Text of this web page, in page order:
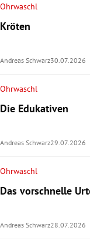
Ohrwaschl
Kröten
Andreas Schwarz30.07.2026
Ohrwaschl
Die Edukativen
Andreas Schwarz29.07.2026
Ohrwaschl
Das vorschnelle
Andreas Schwarz28.07.2026